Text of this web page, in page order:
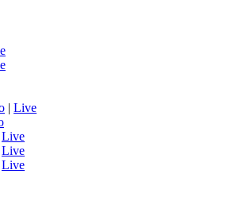
| Live
Live
Live
Live